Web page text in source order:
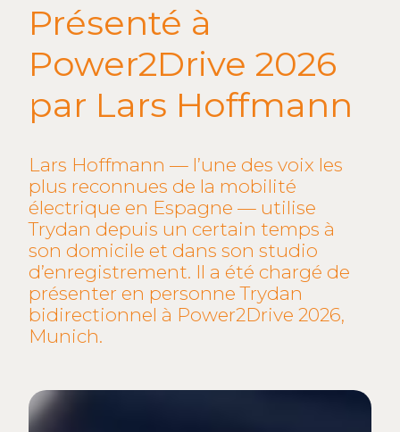
Présenté à
Power2Drive 2026
par Lars Hoffmann
Lars Hoffmann — l’une des voix les
plus reconnues de la mobilité
électrique en Espagne — utilise
Trydan depuis un certain temps à
son domicile et dans son studio
d’enregistrement. Il a été chargé de
présenter en personne Trydan
bidirectionnel à Power2Drive 2026,
Munich.